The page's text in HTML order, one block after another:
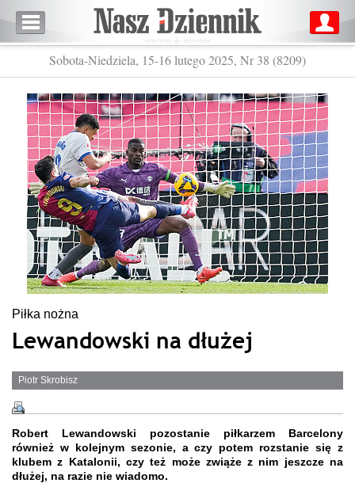
Sobota-Niedziela, 15-16 lutego 2025, Nr 38 (8209)
Piłka nożna
Lewandowski na dłużej
Piotr Skrobisz
Robert Lewandowski pozostanie piłkarzem Barcelony
również w kolejnym sezonie, a czy potem rozstanie się z
klubem z Katalonii, czy też może zwiąże z nim jeszcze na
dłużej, na razie nie wiadomo.